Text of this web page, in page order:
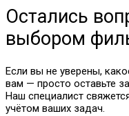
Остались
выбором
Если вы не уверены,
вам — просто оставьте
Наш специалист
учётом ваших задач.